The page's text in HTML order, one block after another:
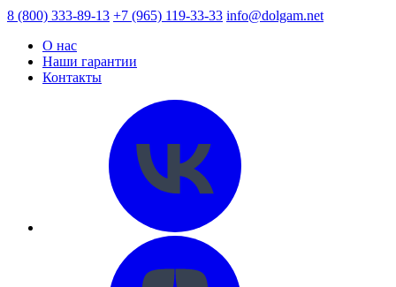
8 (800) 333-89-13 +7 (965) 119-33-33 info@dolgam.net
О нас
Наши гарантии
Контакты